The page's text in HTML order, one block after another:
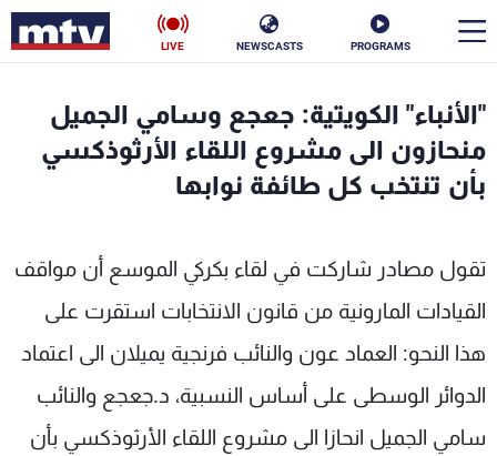
PROGRAMS
NEWSCASTS
LIVE
"الأنباء" الكويتية: جعجع وسامي الجميل
منحازون الى مشروع اللقاء الأرثوذكسي
بأن تنتخب كل طائفة نوابها
تقول مصادر شاركت في لقاء بكركي الموسع أن مواقف
القيادات المارونية من قانون الانتخابات استقرت على
هذا النحو: العماد عون والنائب فرنجية يميلان الى اعتماد
الدوائر الوسطى على أساس النسبية، د.جعجع والنائب
سامي الجميل انحازا الى مشروع اللقاء الأرثوذكسي بأن
الأخبار
سياسة ناس
منوعات رياضة
كأس العالم